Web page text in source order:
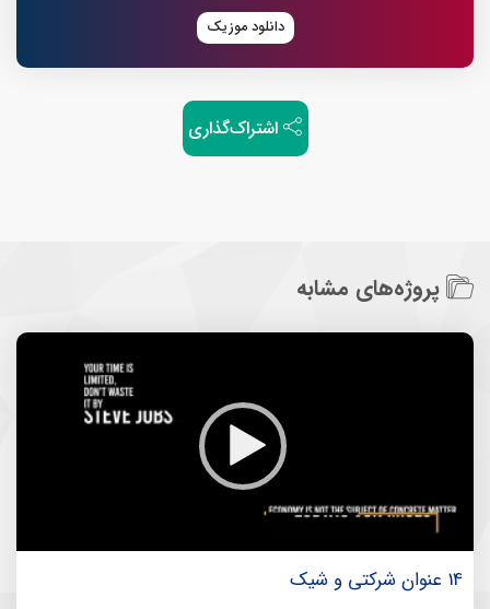
دانلود موزیک
اشتراک‌گذاری
پروژه‌های مشابه
14 عنوان شرکتی و شیک